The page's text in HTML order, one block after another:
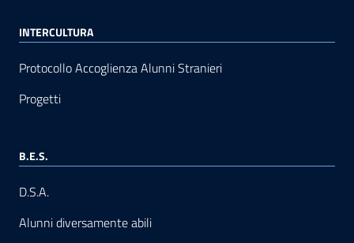
INTERCULTURA
Protocollo Accoglienza Alunni Stranieri
Progetti
B.E.S.
D.S.A.
Alunni diversamente abili